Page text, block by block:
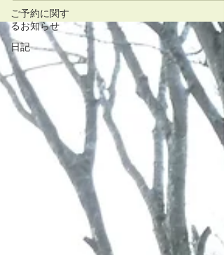
ご予約に関す
るお知らせ
日記